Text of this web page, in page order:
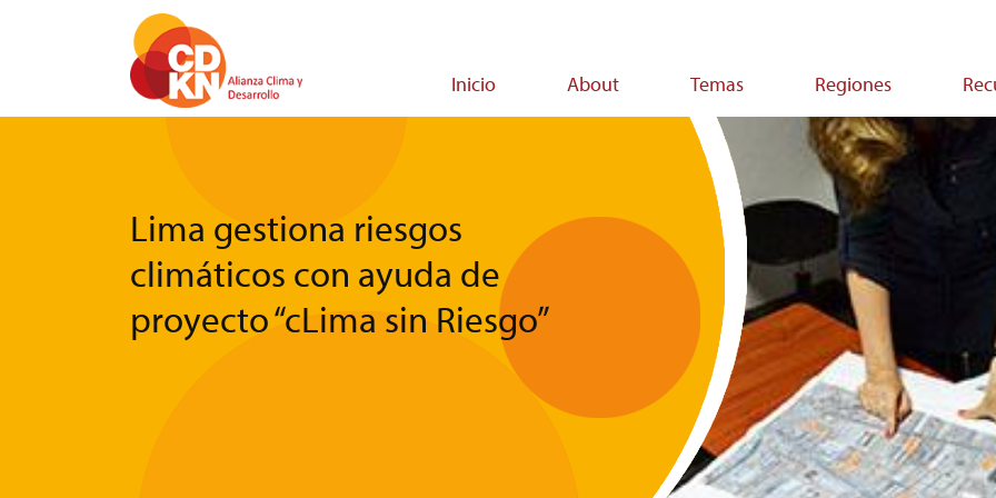
Inicio About Temas Regiones
Lima gestiona riesgos
climáticos con ayuda de
proyecto “cLima sin Riesgo”